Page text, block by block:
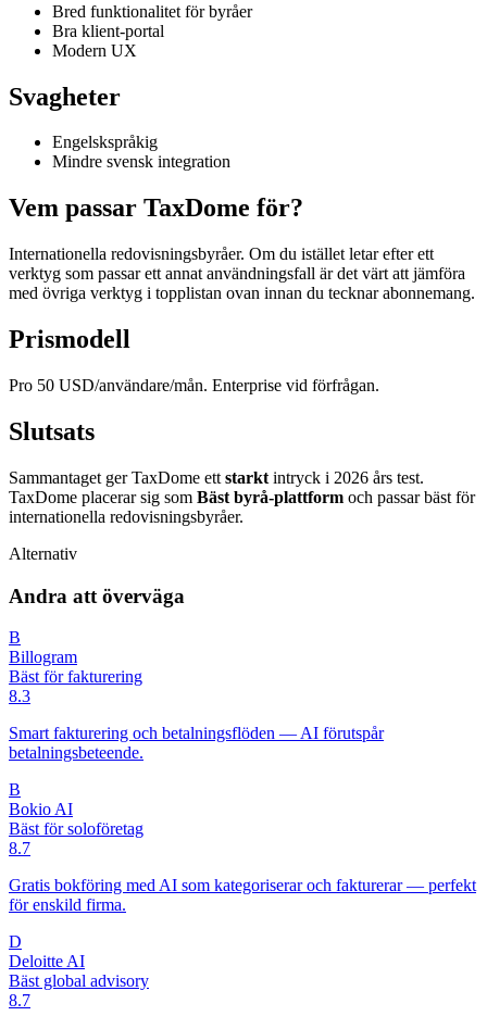
Bred funktionalitet för byråer
Bra klient-portal
Modern UX
Svagheter
Engelskspråkig
Mindre svensk integration
Vem passar TaxDome för?
Internationella redovisningsbyråer. Om du istället letar efter ett
verktyg som passar ett annat användningsfall är det värt att jämföra
med övriga verktyg i topplistan ovan innan du tecknar abonnemang.
Prismodell
Pro 50 USD/användare/mån. Enterprise vid förfrågan.
Slutsats
Sammantaget ger TaxDome ett starkt intryck i 2026 års test.
TaxDome placerar sig som Bäst byrå-plattform och passar bäst för
internationella redovisningsbyråer.
Alternativ
Andra att överväga
B
Billogram
Bäst för fakturering
8.3
Smart fakturering och betalningsflöden — AI förutspår
betalningsbeteende.
B
Bokio AI
Bäst för soloföretag
8.7
Gratis bokföring med AI som kategoriserar och fakturerar — perfekt
för enskild firma.
D
Deloitte AI
Bäst global advisory
8.7